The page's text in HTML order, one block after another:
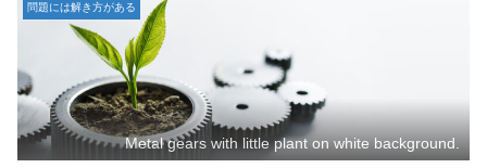
問題には解き方がある
Metal gears with little plant on white background.